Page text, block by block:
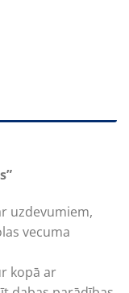
uzdevumiem,
vecuma
kopā ar